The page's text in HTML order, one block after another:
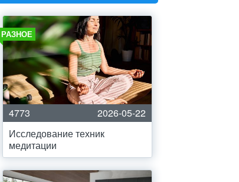
РАЗНОЕ
4773
2026-05-22
Исследование техник
медитации